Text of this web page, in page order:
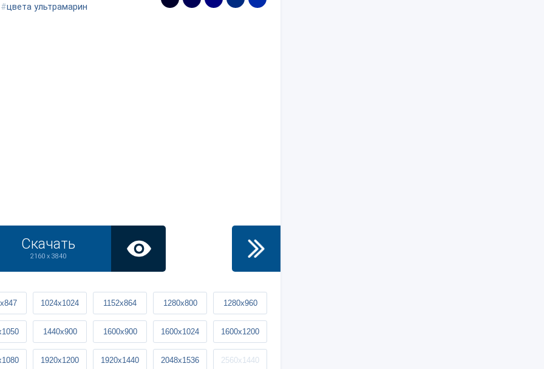
цвета ультрамарин
Скачать
2160 x 3840
1024x1024 1152x864 1280x800 1280x960
1440x900 1600x900 1600x1024 1600x1200
1920x1200 1920x1440 2048x1536 2560x1440